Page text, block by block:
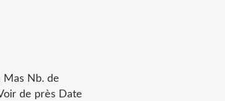
Mas Nb. de
de près Date